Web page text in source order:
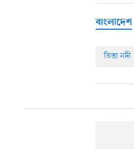
বাংলাদেশ
তিস্তা নদী